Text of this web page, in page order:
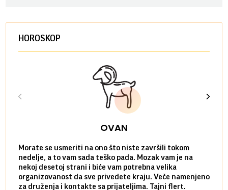
HOROSKOP
OVAN
Morate se usmeriti na ono što niste završili tokom
nedelje, a to vam sada teško pada. Mozak vam je na
nekoj desetoj strani i biće vam potrebna velika
organizovanost da sve privedete kraju. Veče namenjeno
za druženja i kontakte sa prijateljima. Tajni flert.